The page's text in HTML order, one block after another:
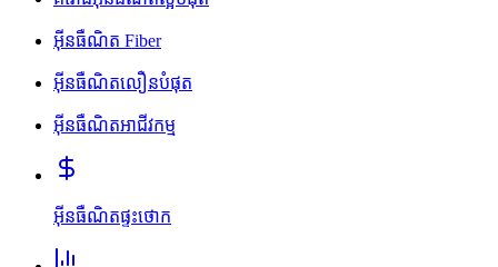
អ៊ីនធឺណិត Fiber
អ៊ីនធឺណិតលឿនបំផុត
អ៊ីនធឺណិតអាជីវកម្ម
អ៊ីនធឺណិតផ្ទះថោក